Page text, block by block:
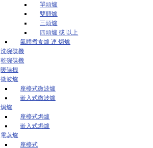
單頭爐
雙頭爐
三頭爐
四頭爐 或 以上
氣體煮食爐 連 焗爐
洗碗碟機
乾碗碟機
暖碟機
微波爐
座檯式微波爐
嵌入式微波爐
焗爐
座檯式焗爐
嵌入式焗爐
電蒸爐
座檯式